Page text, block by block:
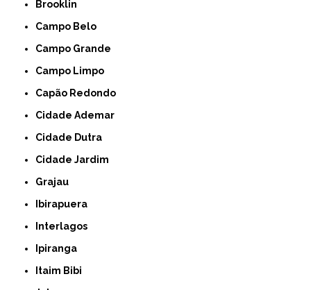
Brooklin
Campo Belo
Campo Grande
Campo Limpo
Capão Redondo
Cidade Ademar
Cidade Dutra
Cidade Jardim
Grajau
Ibirapuera
Interlagos
Ipiranga
Itaim Bibi